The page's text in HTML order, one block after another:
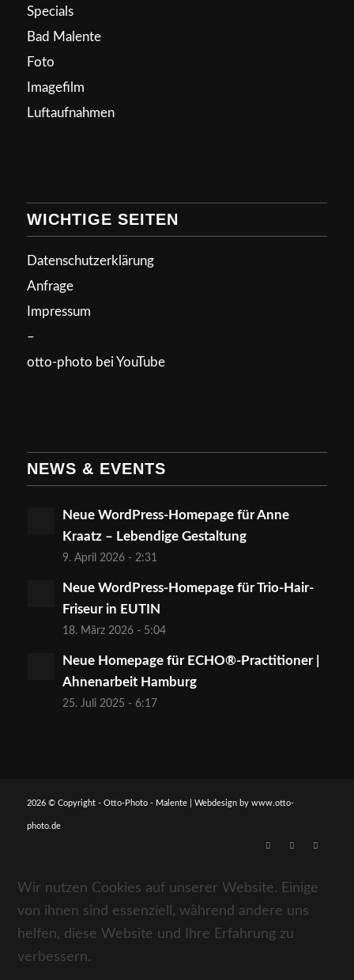
Specials
Bad Malente
Foto
Imagefilm
Luftaufnahmen
WICHTIGE SEITEN
Datenschutzerklärung
Anfrage
Impressum
–
otto-photo bei YouTube
NEWS & EVENTS
Neue WordPress-Homepage für Anne
Kraatz – Lebendige Gestaltung
9. April 2026 - 2:31
Neue WordPress-Homepage für Trio-Hair-
Friseur in EUTIN
18. März 2026 - 5:04
Neue Homepage für ECHO®-Practitioner |
Ahnenarbeit Hamburg
25. Juli 2025 - 6:17
2026 © Copyright - Otto-Photo - Malente | Webdesign by www.otto-
photo.de
Wir nutzen Cookies auf unserer Website. Einige
von ihnen sind essenziell, während andere uns
helfen, diese Website und Ihre Erfahrung zu
verbessern.